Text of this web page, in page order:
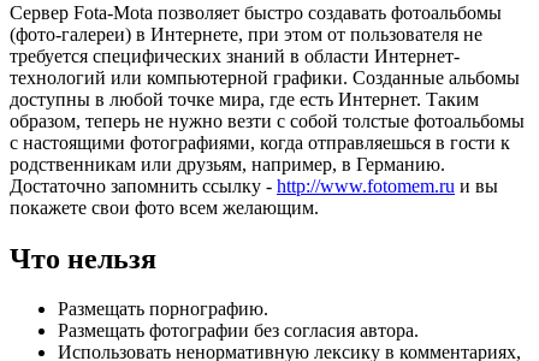
Сервер Fota-Mota позволяет быстро создавать фотоальбомы
(фото-галереи) в Интернете, при этом от пользователя не
требуется специфических знаний в области Интернет-
технологий или компьютерной графики. Созданные альбомы
доступны в любой точке мира, где есть Интернет. Таким
образом, теперь не нужно везти с собой толстые фотоальбомы
с настоящими фотографиями, когда отправляешься в гости к
родственникам или друзьям, например, в Германию.
Достаточно запомнить ссылку - http://www.fotomem.ru и вы
покажете свои фото всем желающим.
Что нельзя
Размещать порнографию.
Размещать фотографии без согласия автора.
Использовать ненормативную лексику в комментариях,